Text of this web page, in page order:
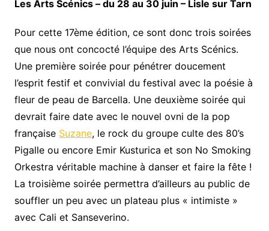
Les Arts Scénics – du 28 au 30 juin – Lisle sur Tarn
Pour cette 17ème édition, ce sont donc trois soirées
que nous ont concocté l’équipe des Arts Scénics.
Une première soirée pour pénétrer doucement
l’esprit festif et convivial du festival avec la poésie à
fleur de peau de Barcella. Une deuxième soirée qui
devrait faire date avec le nouvel ovni de la pop
française Suzane, le rock du groupe culte des 80’s
Pigalle ou encore Emir Kusturica et son No Smoking
Orkestra véritable machine à danser et faire la fête !
La troisième soirée permettra d’ailleurs au public de
souffler un peu avec un plateau plus « intimiste »
avec Cali et Sanseverino.